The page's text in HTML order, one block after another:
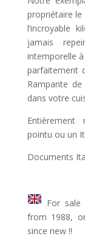
propriétaire le
l’incroyable
jamais
intemporelle à
parfaitement
Rampante
dans votre
pointu ou un
Documents
For sale
from 1988,
since new !!